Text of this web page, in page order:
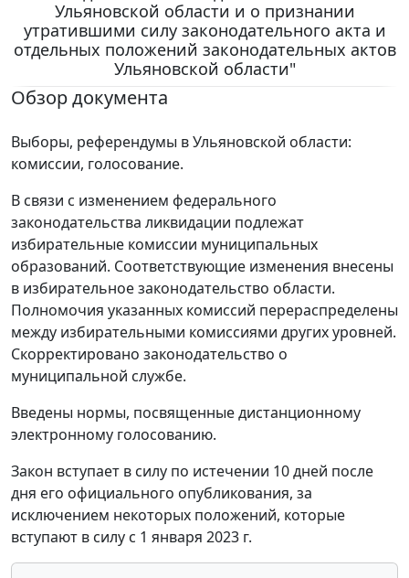
Ульяновской области и о признании
утратившими силу законодательного акта и
отдельных положений законодательных актов
Ульяновской области"
Обзор документа
Выборы, референдумы в Ульяновской области:
комиссии, голосование.
В связи с изменением федерального
законодательства ликвидации подлежат
избирательные комиссии муниципальных
образований. Соответствующие изменения внесены
в избирательное законодательство области.
Полномочия указанных комиссий перераспределены
между избирательными комиссиями других уровней.
Скорректировано законодательство о
муниципальной службе.
Введены нормы, посвященные дистанционному
электронному голосованию.
Закон вступает в силу по истечении 10 дней после
дня его официального опубликования, за
исключением некоторых положений, которые
вступают в силу с 1 января 2023 г.